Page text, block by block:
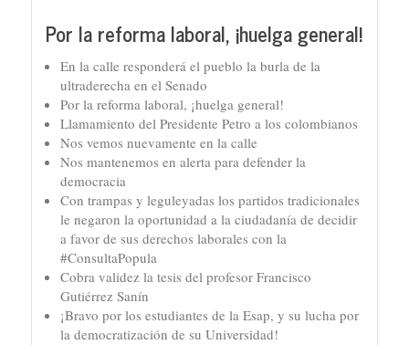
Por la reforma laboral, ¡huelga general!
En la calle responderá el pueblo la burla de la
ultraderecha en el Senado
Por la reforma laboral, ¡huelga general!
Llamamiento del Presidente Petro a los colombianos
Nos vemos nuevamente en la calle
Nos mantenemos en alerta para defender la
democracia
Con trampas y leguleyadas los partidos tradicionales
le negaron la oportunidad a la ciudadanía de decidir
a favor de sus derechos laborales con la
#ConsultaPopula
Cobra validez la tesis del profesor Francisco
Gutiérrez Sanín
¡Bravo por los estudiantes de la Esap, y su lucha por
la democratización de su Universidad!